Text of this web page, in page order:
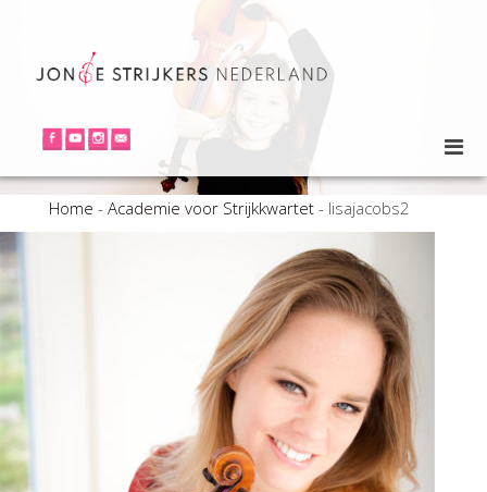
Home - Academie voor Strijkkwartet- lisajacobs2